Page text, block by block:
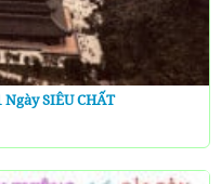
SIÊU CHẤT